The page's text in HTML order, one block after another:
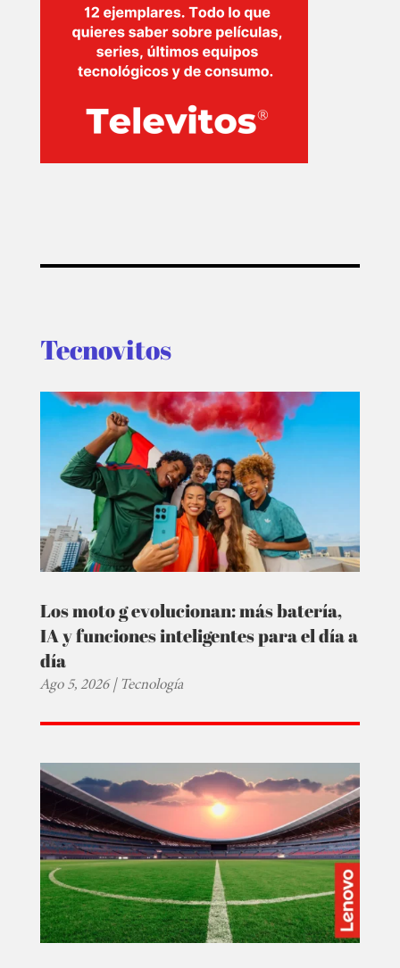
TECNOVITOS
T-
Tecnovitos
Los moto g evolucionan: más batería,
IA y funciones inteligentes para el día a
día
Ago 5, 2026|Tecnología